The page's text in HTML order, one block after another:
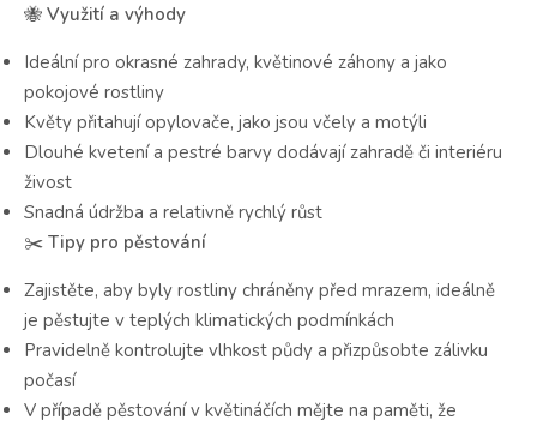
🐝 Využití a výhody
Ideální pro okrasné zahrady, květinové záhony a jako
pokojové rostliny
Květy přitahují opylovače, jako jsou včely a motýli
Dlouhé kvetení a pestré barvy dodávají zahradě či interiéru
živost
Snadná údržba a relativně rychlý růst
✂️ Tipy pro pěstování
Zajistěte, aby byly rostliny chráněny před mrazem, ideálně
je pěstujte v teplých klimatických podmínkách
Pravidelně kontrolujte vlhkost půdy a přizpůsobte zálivku
počasí
V případě pěstování v květináčích mějte na paměti, že